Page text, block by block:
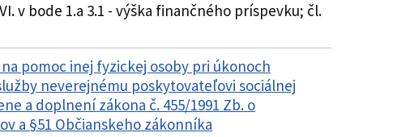
v bode 1.a 3.1 - výška finančného príspevku; čl.
pomoc inej fyzickej osoby pri úkonoch
neverejnému poskytovateľovi sociálnej
a doplnení zákona č. 455/1991 Zb. o
a §51 Občianskeho zákonníka